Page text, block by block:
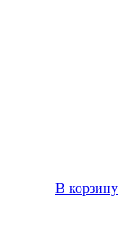
В корзину